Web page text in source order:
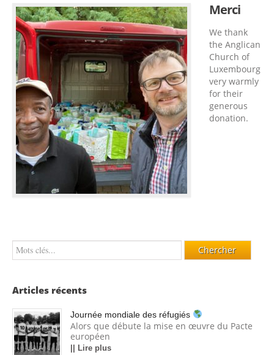
Merci
We thank
the Anglican
Church of
Luxembourg
very warmly
for their
generous
donation.
Articles récents
Journée mondiale des réfugiés
Alors que débute la mise en œuvre du Pacte
européen
|| Lire plus